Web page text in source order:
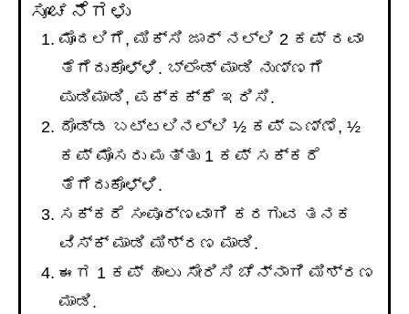
ಸೂಚನೆಗಳು
ಮೊದಲಿಗೆ, ಮಿಕ್ಸಿ ಜಾರ್ ನಲ್ಲಿ 2 ಕಪ್ ರವಾ
ತೆಗೆದುಕೊಳ್ಳಿ. ಬ್ಲೆಂಡ್ ಮಾಡಿ ನುಣ್ಣಗೆ
ಪುಡಿಮಾಡಿ, ಪಕ್ಕಕ್ಕೆ ಇರಿಸಿ.
ದೊಡ್ಡ ಬಟ್ಟಲಿನಲ್ಲಿ ½ ಕಪ್ ಎಣ್ಣೆ, ½
ಕಪ್ ಮೊಸರು ಮತ್ತು 1 ಕಪ್ ಸಕ್ಕರೆ
ತೆಗೆದುಕೊಳ್ಳಿ.
ಸಕ್ಕರೆ ಸಂಪೂರ್ಣವಾಗಿ ಕರಗುವ ತನಕ
ವಿಸ್ಕ್ ಮಾಡಿ ಮಿಶ್ರಣ ಮಾಡಿ.
ಈಗ 1 ಕಪ್ ಹಾಲು ಸೇರಿಸಿ ಚೆನ್ನಾಗಿ ಮಿಶ್ರಣ
ಮಾಡಿ.